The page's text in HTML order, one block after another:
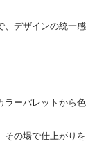
、デザインの統一感
ラーパレットから色
その場で仕上がりを